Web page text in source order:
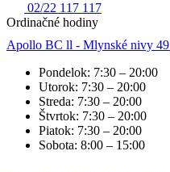
02/22 117 117
Ordinačné hodiny
Apollo BC ll - Mlynské nivy 49
Pondelok: 7:30 – 20:00
Utorok: 7:30 – 20:00
Streda: 7:30 – 20:00
Štvrtok: 7:30 – 20:00
Piatok: 7:30 – 20:00
Sobota: 8:00 – 15:00